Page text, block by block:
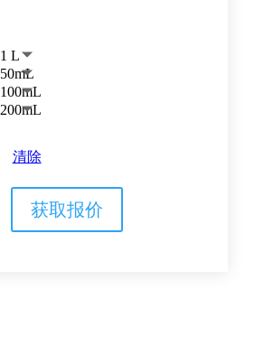
1 L
50mL
100mL
200mL
清除
获取报价